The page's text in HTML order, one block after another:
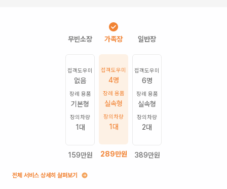
접객도우미
없음
장례 용품
기본형
장의차량
1 대
159만원
접객도우미
4명
장례 용품
실속형
장의차량
1 대
289만원
접객도우미
6명
장례 용품
실속형
장의차량
2대
389만원
전체 서비스 상세히 살펴보기